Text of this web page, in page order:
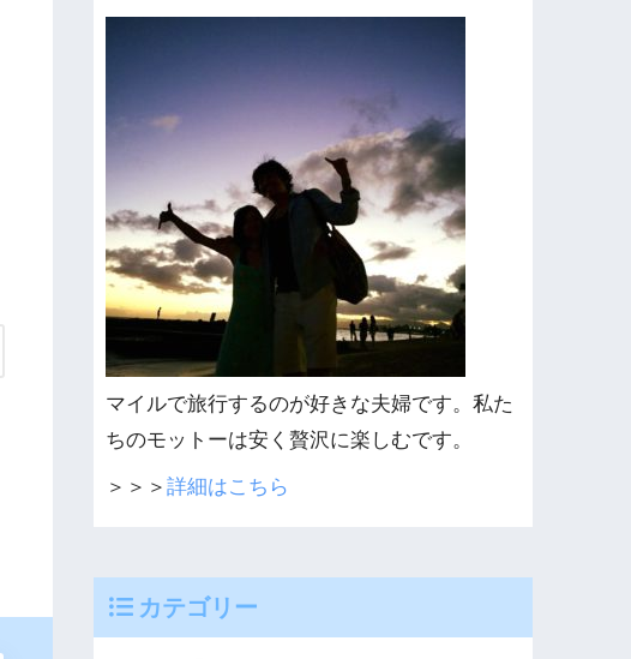
マイルで旅行するのが好きな夫婦です。私た
ちのモットーは安く贅沢に楽しむです。
＞＞＞詳細はこちら
カテゴリー